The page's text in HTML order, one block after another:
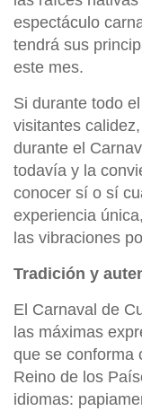
espectáculo
tendrá sus
este mes.
Si durante todo
visitantes
durante el
todavía y la
conocer sí o sí
experiencia
las vibraciones
Tradición y
El Carnaval de
las máximas
que se conforma
Reino de los
idiomas: